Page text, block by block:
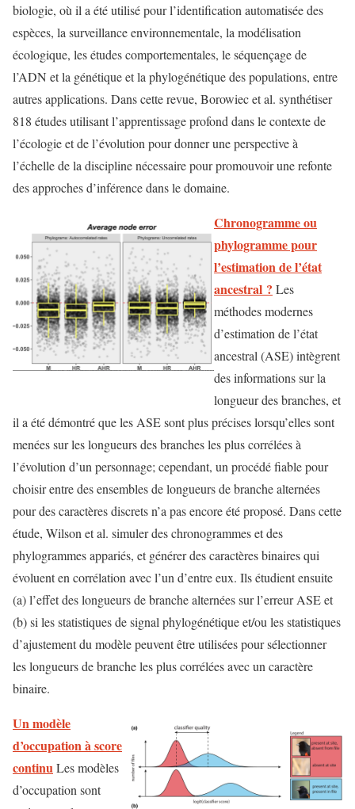
biologie, où il a été utilisé pour l’identification automatisée des
espèces, la surveillance environnementale, la modélisation
écologique, les études comportementales, le séquençage de
l’ADN et la génétique et la phylogénétique des populations, entre
autres applications. Dans cette revue, Borowiec et al. synthétiser
818 études utilisant l’apprentissage profond dans le contexte de
l’écologie et de l’évolution pour donner une perspective à
l’échelle de la discipline nécessaire pour promouvoir une refonte
des approches d’inférence dans le domaine.
Chronogramme ou
phylogramme pour
l’estimation de l’état
ancestral ? Les
méthodes modernes
d’estimation de l’état
ancestral (ASE) intègrent
des informations sur la
longueur des branches, et
il a été démontré que les ASE sont plus précises lorsqu’elles sont
menées sur les longueurs des branches les plus corrélées à
l’évolution d’un personnage; cependant, un procédé fiable pour
choisir entre des ensembles de longueurs de branche alternées
pour des caractères discrets n’a pas encore été proposé. Dans cette
étude, Wilson et al. simuler des chronogrammes et des
phylogrammes appariés, et générer des caractères binaires qui
évoluent en corrélation avec l’un d’entre eux. Ils étudient ensuite
(a) l’effet des longueurs de branche alternées sur l’erreur ASE et
(b) si les statistiques de signal phylogénétique et/ou les statistiques
d’ajustement du modèle peuvent être utilisées pour sélectionner
les longueurs de branche les plus corrélées avec un caractère
binaire.
Un modèle
d’occupation à score
continuLes modèles
d’occupation sont